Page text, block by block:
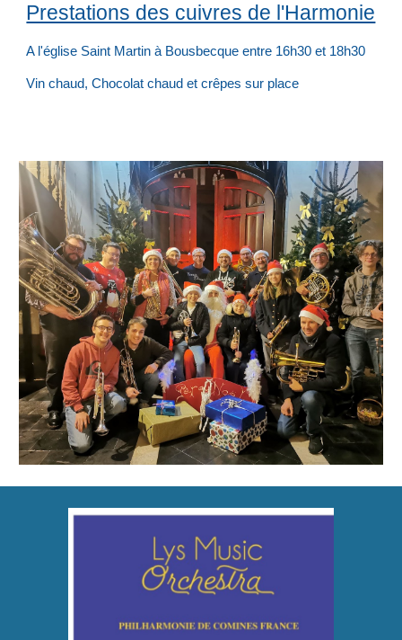
Prestations des cuivres de l'Harmonie
Al'église Saint Martin à Bousbecque entre 16h30 et 18h30
Vin chaud, Chocolat chaud et crêpes sur place